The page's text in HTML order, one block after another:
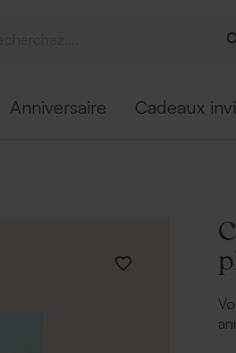
Anniversaire Cadeaux